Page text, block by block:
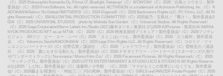
（C）2025 Elokuvayh/o Komee4a Oy, Filmai LT, Bluelight, Getaway/ （C）WOWOW/ （C）2026「白鳥とコウモリ」製作
委員会/ （C）2019 FromSoftware, Inc. All rights reserved. ACTIVISION is a trademark of Activision Publishing, Inc.（C）K
ADOKAWA/Sekiro: No Defeat PARTNERS/ （C）2024 Dogwoof/ （C）2026 Backrooms Rights LLC, PC Films, LLC. All Ri
ghts Reserved./ （C）SWALLOWTAIL PRODUCTION COMMITTEE/ （C）武田綾乃・宝島社／『響け！』製作委員会2
024/ （C）2025 UNIVERSAL STUDIOS photo by Melinda Sue Gordon （C）Universal Studios. All Rights Reserved./
（C）2026 Gaga Corporation/Storm Labels Inc./Studio i3/(C)藤本タツキ／集英社 (C)2026 K2Pictures・集英社/A SARKA
NYOK PRODUKCIO KFT es az MTVA （C） 2025/ （C）2026 映画名探偵プリキュア！製作委員会/ （C）2026フジテレ
ビジョン BSフジ ビー・エー・シー/ （C）2026 「さとこはいつも」製作委員会/ （C）2026「八つ墓村」製作委員
会 （C）Yokomizo Seishi/KADOKAWA/ （C）2025 Legs Film Rights LLC. All Rights Reserved./ （C）コロリド・ツイ
ンエンジンパートナーズ/ （C）佐野広実／講談社 （C）2026「シャドウワーク」製作委員会/ （C）曽根圭介／講談
社 （C）2026「藁にもすがる獣たち」製作委員会/ （C）2026 ナギダイアリー・パートナーズ (スターサンズ/八朔ラ
ボ/ワンダーストラック) / Survivance / Momo Film Co./ （C）2026 Paramount Pictures. All Rights Reserved./ （C）2026
『マッチングTL』製作委員会/ （C）2025 LOTTE ENTERTAINMENT & STUDIO LICO & STUDIO N All Rights Reserve
d./(c)2025「しびれ」製作委員会/ （C）遠藤和／小学館 （C）2026 「ママがもうこの世界にいなくても」製作委員
会/ （C）2026藤まる/双葉社・「時給三〇〇円の死神」製作委員会/ （C）GIRLS und PANZER Finale Projekt/ （C）2026